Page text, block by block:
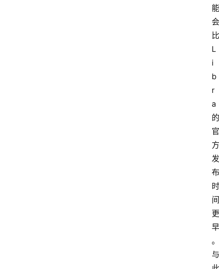
能
会
比
L
i
b
r
a
的
官
方
发
布
时
间
更
早
。
与